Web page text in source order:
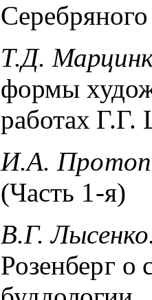
Серебряного
Т.Д.
формы
работах Г.Г.
И.А.
(Часть 1-я)
В.Г.
Розенберг о